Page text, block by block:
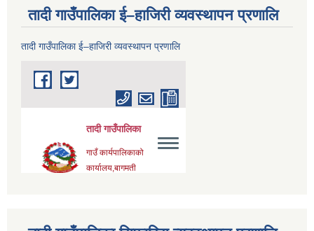
तादी गाउँपालिका ई–हाजिरी व्यवस्थापन प्रणालि
तादी गाउँपालिका ई–हाजिरी व्यवस्थापन प्रणालि